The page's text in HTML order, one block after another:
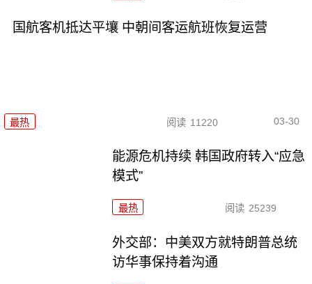
国航客机抵达平壤 中朝间客运航班恢复运营
最热 阅读 11220 03-30
能源危机持续 韩国政府转入“应急
模式”
最热 阅读 25239
外交部：中美双方就特朗普总统
访华事保持着沟通